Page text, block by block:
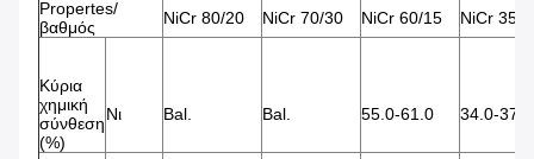
Propertes/
βαθμός
NiCr 80/20 NiCr 70/30 NiCr 60/15 NiCr 35/
Κύρια
χημική
σύνθεση
(%)
Νι Bal. Bal. 55.0-61.0 34.0-37.0